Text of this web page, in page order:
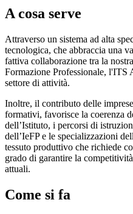
A cosa serve
Attraverso un sistema ad alta
tecnologica, che abbraccia una
fattiva collaborazione tra la
Formazione Professionale, l'ITS
settore di attività.
Inoltre, il contributo delle
formativi, favorisce la coerenza
dell’Istituto, i percorsi di
dell’IeFP e le specializzazioni
tessuto produttivo che richiede
grado di garantire la
attuali.
Come si fa